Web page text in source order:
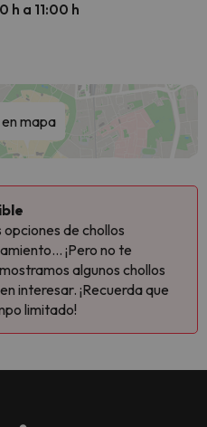
h a 11:00 h
mapa
de chollos
¡Pero no te
algunos chollos
interesar. ¡Recuerda que
limitado!